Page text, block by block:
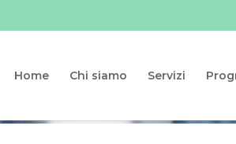
Home Chi siamo Servizi